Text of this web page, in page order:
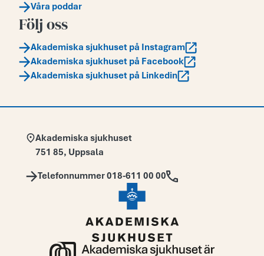
Våra poddar
Följ oss
Akademiska sjukhuset på Instagram
Akademiska sjukhuset på Facebook
Akademiska sjukhuset på Linkedin
Adress:
Akademiska sjukhuset
751 85, Uppsala
Telefon:
Telefonnummer 018-611 00 00